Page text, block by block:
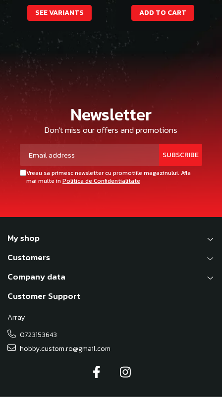
SEE VARIANTS ADD TO CART
Newsletter
Don't miss our offers and promotions
Vreau sa primesc newsletter cu promotiile magazinului. Afla
mai multe in Politica de Confidentialitate
My shop
Customers
Company data
Customer Support
Array
0723153643
hobby.custom.ro@gmail.com